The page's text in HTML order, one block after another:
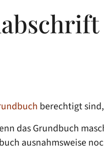
berechtigt
das Grundbuch
ausnahmsweise